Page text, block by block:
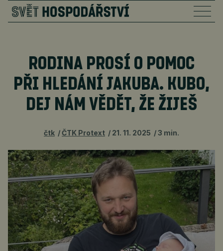
RODINA PROSÍ O POMOC
PŘI HLEDÁNÍ JAKUBA. KUBO,
DEJ NÁM VĚDĚT, ŽE ŽIJEŠ
čtk ČTK Protext 21. 11. 2025 3 min.